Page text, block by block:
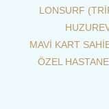
LONSURF
MAVİ KART
ÖZEL